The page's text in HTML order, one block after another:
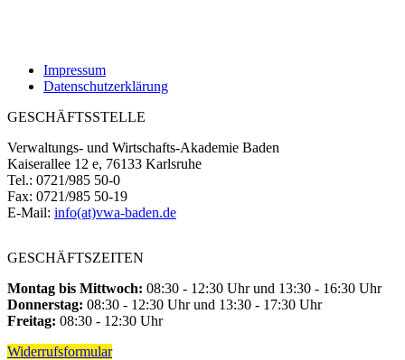
Impressum
Datenschutzerklärung
GESCHÄFTSSTELLE
Verwaltungs- und Wirtschafts-Akademie Baden
Kaiserallee 12 e, 76133 Karlsruhe
Tel.: 0721/985 50-0
Fax: 0721/985 50-19
E-Mail: info(at)vwa-baden.de
GESCHÄFTSZEITEN
Montag bis Mittwoch: 08:30 - 12:30 Uhr und 13:30 - 16:30 Uhr
Donnerstag: 08:30 - 12:30 Uhr und 13:30 - 17:30 Uhr
Freitag: 08:30 - 12:30 Uhr
Widerrufsformular